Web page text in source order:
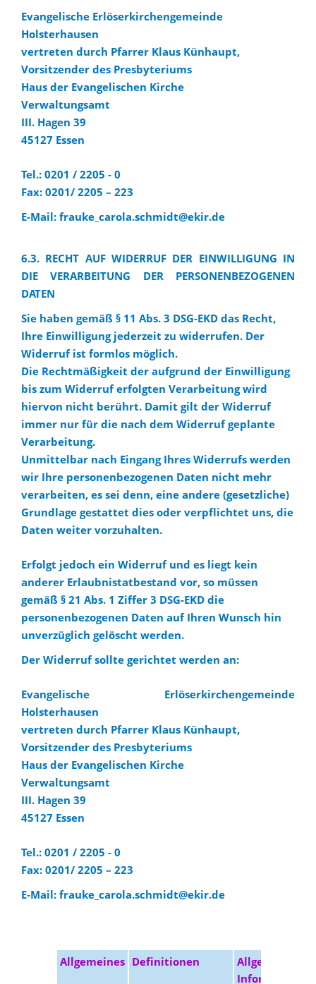
Evangelische Erlöserkirchengemeinde
Holsterhausen
vertreten durch Pfarrer Klaus Künhaupt,
Vorsitzender des Presbyteriums
Haus der Evangelischen Kirche
Verwaltungsamt
III. Hagen 39
45127 Essen
Tel.: 0201 / 2205 - 0
Fax: 0201/ 2205 – 223
E-Mail: frauke_carola.schmidt@ekir.de
6.3. RECHT AUF WIDERRUF DER EINWILLIGUNG IN
DIE VERARBEITUNG DER PERSONENBEZOGENEN
DATEN
Sie haben gemäß § 11 Abs. 3 DSG-EKD das Recht,
Ihre Einwilligung jederzeit zu widerrufen. Der
Widerruf ist formlos möglich.
Die Rechtmäßigkeit der aufgrund der Einwilligung
bis zum Widerruf erfolgten Verarbeitung wird
hiervon nicht berührt. Damit gilt der Widerruf
immer nur für die nach dem Widerruf geplante
Verarbeitung.
Unmittelbar nach Eingang Ihres Widerrufs werden
wir Ihre personenbezogenen Daten nicht mehr
verarbeiten, es sei denn, eine andere (gesetzliche)
Grundlage gestattet dies oder verpflichtet uns, die
Daten weiter vorzuhalten.
Erfolgt jedoch ein Widerruf und es liegt kein
anderer Erlaubnistatbestand vor, so müssen
gemäß § 21 Abs. 1 Ziffer 3 DSG-EKD die
personenbezogenen Daten auf Ihren Wunsch hin
unverzüglich gelöscht werden.
Der Widerruf sollte gerichtet werden an:
Evangelische Erlöserkirchengemeinde
Holsterhausen
vertreten durch Pfarrer Klaus Künhaupt,
Vorsitzender des Presbyteriums
Haus der Evangelischen Kirche
Verwaltungsamt
III. Hagen 39
45127 Essen
Tel.: 0201 / 2205 - 0
Fax: 0201/ 2205 – 223
E-Mail: frauke_carola.schmidt@ekir.de
Allgemeines Definitionen
Allgemeine